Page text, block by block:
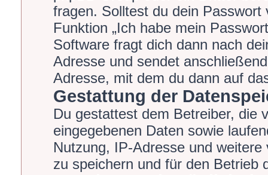
fragen. Solltest du dein
Funktion „Ich habe mein
Software fragt dich dann nach
Adresse und sendet
Adresse, mit dem du dann auf
Gestattung der
Du gestattest dem Betreiber, die
eingegebenen Daten sowie
Nutzung, IP-Adresse und
zu speichern und für den Betrieb